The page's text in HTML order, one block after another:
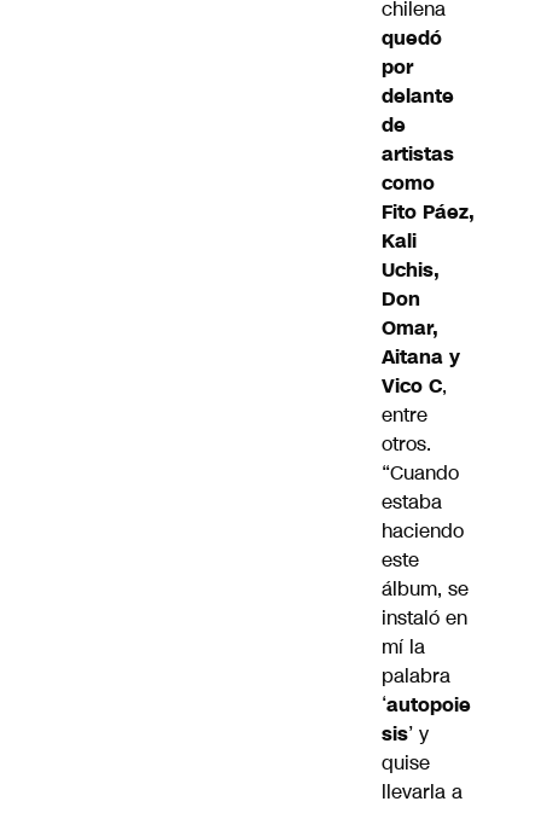
chilena
quedó
por
delante
de
artistas
como
Fito Páez,
Kali
Uchis,
Don
Omar,
Aitana y
Vico C,
entre
otros.
“Cuando
estaba
haciendo
este
álbum, se
instaló en
mí la
palabra
‘autopoie
sis’ y
quise
llevarla a